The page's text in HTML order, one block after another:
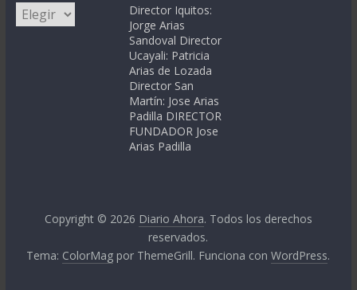
Categorías
Director Iquitos:
Jorge Arias
Sandoval Director
Ucayali: Patricia
Arias de Lozada
Director San
Martín: Jose Arias
Padilla DIRECTOR
FUNDADOR Jose
Arias Padilla
Copyright © 2026 Diario Ahora. Todos los derechos
reservados.
Tema: ColorMag por ThemeGrill. Funciona conWordPress.